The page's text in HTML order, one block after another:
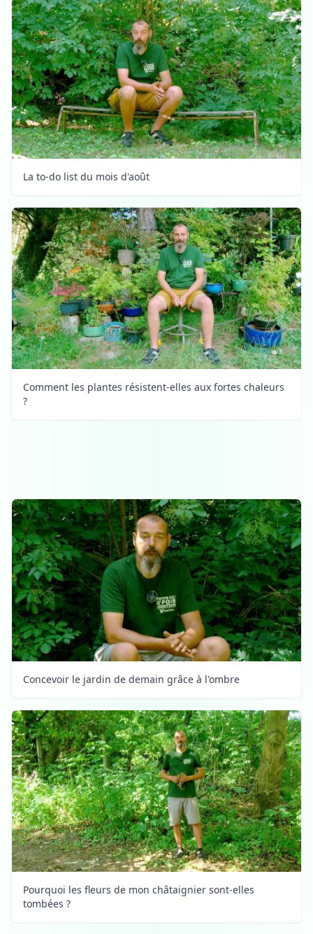
La to-do list du mois d'août
Comment les plantes résistent-elles aux fortes chaleurs
?
Concevoir le jardin de demain grâce à l'ombre
Pourquoi les fleurs de mon châtaignier sont-elles
tombées ?